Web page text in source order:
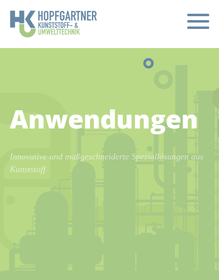
Anwendungen
Innovative und maßgeschneiderte Speziallösungen aus
Kunststoff